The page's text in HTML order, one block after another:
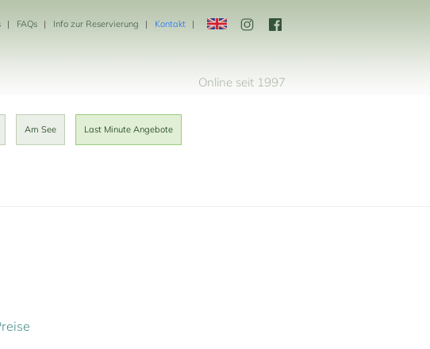
FAQs Info zur Reservierung Kontakt
Online seit 1997
Am See Last Minute Angebote